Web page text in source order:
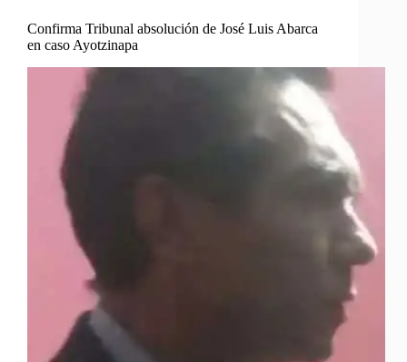
Confirma Tribunal absolución de José Luis Abarca
en caso Ayotzinapa